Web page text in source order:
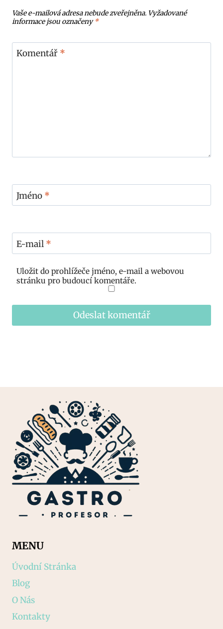
Vaše e-mailová adresa nebude zveřejněna. Vyžadované
informace jsou označeny*
Komentář *
Jméno *
E-mail *
Uložit do prohlížeče jméno, e-mail a webovou
stránku pro budoucí komentáře.
MENU
Úvodní Stránka
Blog
O Nás
Kontakty